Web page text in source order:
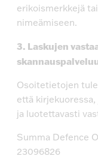
erikoismerkkejä
nimeämiseen.
3. Laskujen
Osoitetietojen
että
ja luotettavasti
Summa Defence
23096826